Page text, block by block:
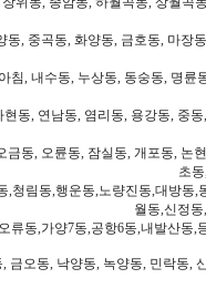
, 중곡동, 화양동, 금호동, 마
침, 내수동, 누상동, 동숭동, 명
동, 연남동, 염리동, 용강동, 중
동, 오륜동, 잠실동, 개포동,
초
,청림동,행운동,노량진동,대방
월동,신정
오류동,가양7동,공항6동,내발산동,
금오동, 낙양동, 녹양동, 민락동,